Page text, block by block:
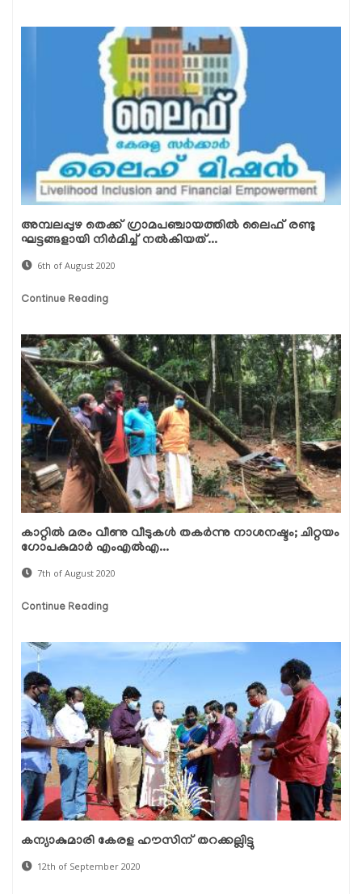
അമ്പലപ്പുഴ തെക്ക് ഗ്രാമപഞ്ചായത്തില്‍ ലൈഫ് രണ്ടു
ഘട്ടങ്ങളായി നിര്‍മിച്ച് നല്‍കിയത്...
6th of August 2020
Continue Reading
കാറ്റില്‍ മരം വീണു വീടുകള്‍ തകര്‍ന്നു നാശനഷ്ടം; ചിറ്റയം
ഗോപകുമാര്‍ എംഎല്‍എ...
7th of August 2020
Continue Reading
കന്യാകുമാരി കേരള ഹൗസിന് തറക്കല്ലിട്ടു
12th of September 2020